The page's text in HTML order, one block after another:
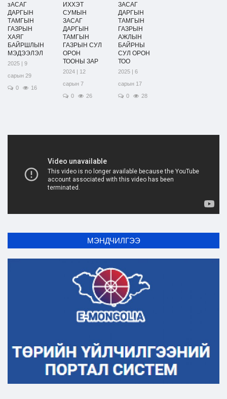
зАСАГ
ДАРГЫН
ТАМГЫН
ГАЗРЫН
ХАЯГ
БАЙРШЛЫН
МЭДЭЭЛЭЛ
2025 | 9
сарын 29
0
16
ИХХЭТ
СУМЫН
ЗАСАГ
ДАРГЫН
ТАМГЫН
ГАЗРЫН СУЛ
ОРОН
ТООНЫ ЗАР
2024 | 12
сарын 7
0
26
ЗАСАГ
ДАРГЫН
ТАМГЫН
ГАЗРЫН
АЖЛЫН
БАЙРНЫ
СУЛ ОРОН
ТОО
2025 | 6
сарын 17
0
28
МЭНДЧИЛГЭЭ